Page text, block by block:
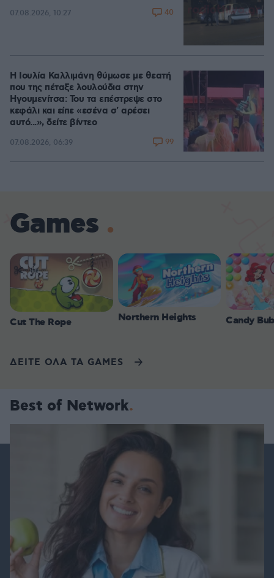
07.08.2026, 10:27 40
Η Ιουλία Καλλιμάνη θύμωσε με θεατή
που της πέταξε λουλούδια στην
Ηγουμενίτσα: Του τα επέστρεψε στο
κεφάλι και είπε «εσένα σ' αρέσει
αυτό...», δείτε βίντεο
07.08.2026, 06:39 99
Games
Cut The Rope Northern Heights Candy
ΔΕΙΤΕ ΟΛΑ ΤΑ GAMES
Best of Network